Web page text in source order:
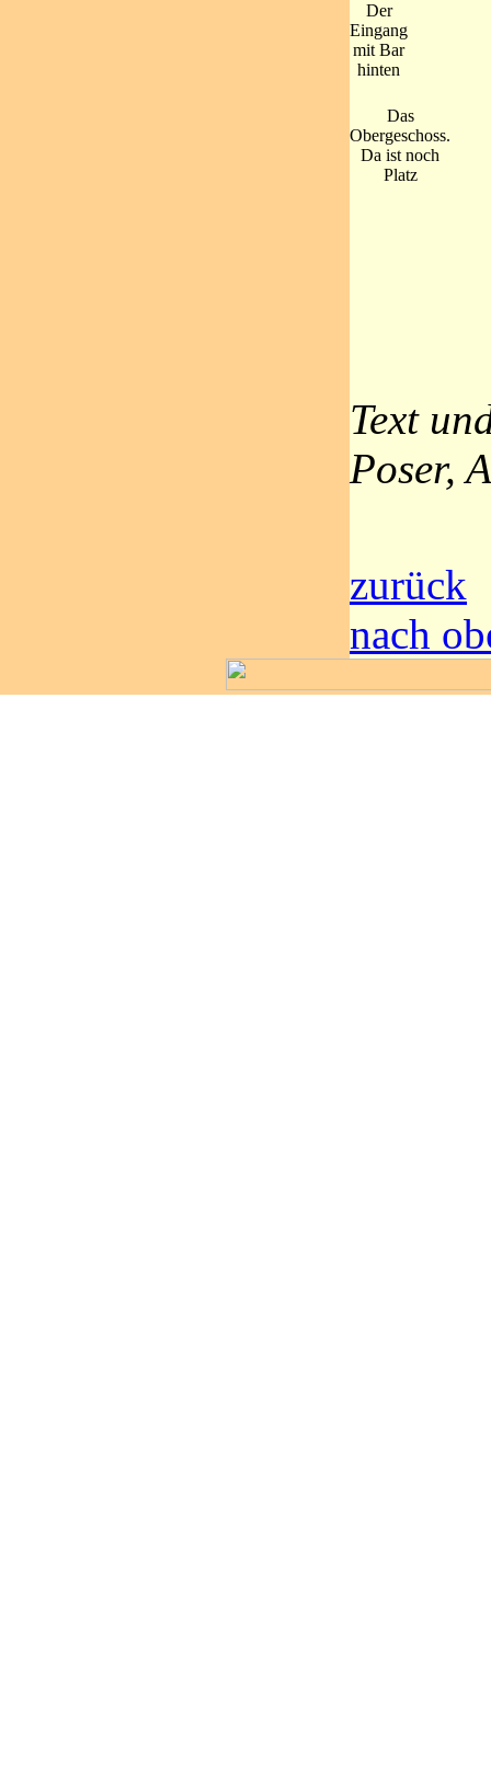
Der
Eingang
mit Bar
hinten
Das
Obergeschoss.
Da ist noch
Platz
Text
Poser,
zurück
nach